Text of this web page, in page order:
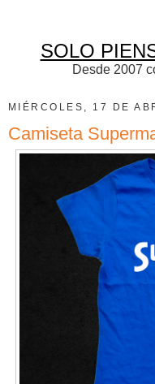
SOLO
Desde 2007
MIÉRCOLES, 17 DE
Camiseta